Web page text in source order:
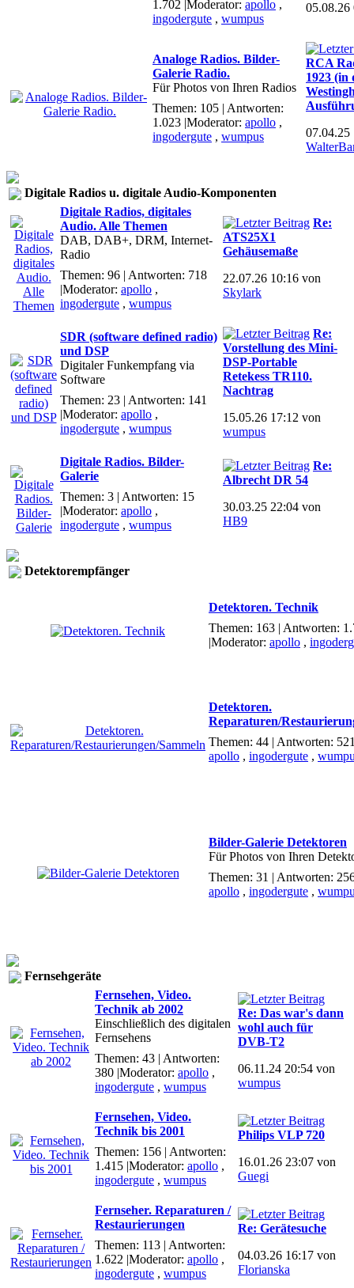
1.702 |Moderator: apollo ,
ingodergute , wumpus
Analoge Radios. Bilder-
Galerie Radio.
Für Photos von Ihren Radios
Themen: 105 | Antworten:
1.023 |Moderator: apollo ,
ingodergute , wumpus
RCA
1923 (in
07.04.25
Digitale Radios u. digitale Audio-Komponenten
Digitale Radios, digitales
Audio. Alle Themen
DAB, DAB+, DRM, Internet-
Radio
Themen: 96 | Antworten: 718
|Moderator: apollo ,
ingodergute , wumpus
Re:
ATS25X1
Gehäusemaße
22.07.26 10:16 von
Skylark
SDR (software defined radio)
und DSP
Digitaler Funkempfang via
Software
Themen: 23 | Antworten: 141
|Moderator: apollo ,
ingodergute , wumpus
Re:
Vorstellung des Mini-
DSP-Portable
Retekess TR110.
Nachtrag
15.05.26 17:12 von
wumpus
Digitale Radios. Bilder-
Galerie
Themen: 3 | Antworten: 15
|Moderator: apollo ,
ingodergute , wumpus
Re:
Albrecht DR 54
30.03.25 22:04 von
HB9
Detektorempfänger
Detektoren. Technik
Themen: 163 | Antworten:
|Moderator: apollo ,
Detektoren.
Reparaturen/
Themen: 44 | Antworten:
apollo , ingodergute ,
Bilder-Galerie Detektoren
Für Photos von Ihren
Themen: 31 | Antworten:
apollo , ingodergute ,
Fernsehgeräte
Fernsehen, Video.
Technik ab 2002
Einschließlich des digitalen
Fernsehens
Themen: 43 | Antworten:
380 |Moderator: apollo ,
ingodergute , wumpus
Re: Das war's dann
wohl auch für
DVB-T2
06.11.24 20:54 von
wumpus
Fernsehen, Video.
Technik bis 2001
Themen: 156 | Antworten:
1.415 |Moderator: apollo ,
ingodergute , wumpus
Philips VLP 720
16.01.26 23:07 von
Guegi
Fernseher. Reparaturen /
Restaurierungen
Themen: 113 | Antworten:
1.622 |Moderator: apollo ,
ingodergute , wumpus
Re: Gerätesuche
04.03.26 16:17 von
Florianska